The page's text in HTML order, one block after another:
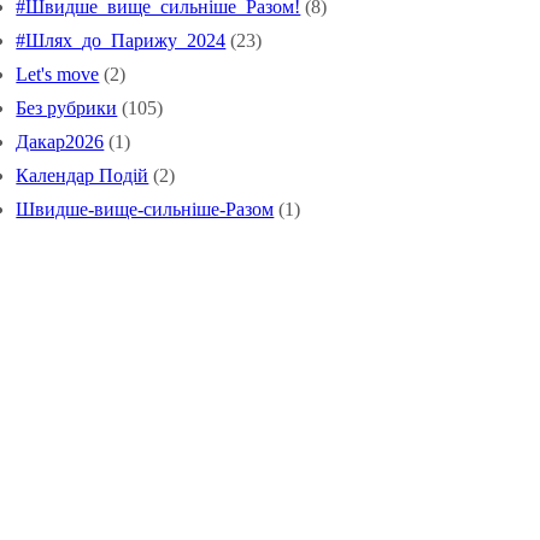
#Швидше_вище_сильніше_Pазом! (8)
#Шлях_до_Парижу_2024 (23)
Let's move (2)
Без рубрики (105)
Дакар2026 (1)
Календар Подій (2)
Швидше-вище-сильніше-Разом (1)